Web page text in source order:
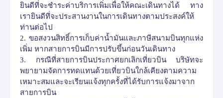
ยินดีที่จะชำระค่าบริการเพิ่มเพื่อให้คณะเดินทางได้ ทาง
เรายินดีที่จะประสานงานในการเดินทางตามประสงค์ให้
ท่านต่อไป
2. ขอสงวนสิทธิ์การเก็บค่าน้ำมันและภาษีสนามบินทุกแห่ง
เพิ่ม หากสายการบินมีการปรับขึ้นก่อนวันเดินทาง
3. กรณีที่สายการบินประกาศยกเลิกเที่ยวบิน บริษัทจะ
พยายามจัดการทดแทนด้วยเที่ยวบินใกล้เคียงตามความ
เหมาะสมและจะเรียนแจ้งทุกครั้งที่ได้รับการแจ้งมาจาก
สายการบิน